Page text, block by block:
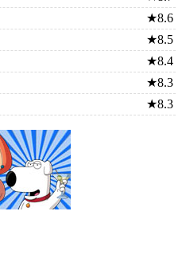
★8.6
★8.5
★8.4
★8.3
★8.3